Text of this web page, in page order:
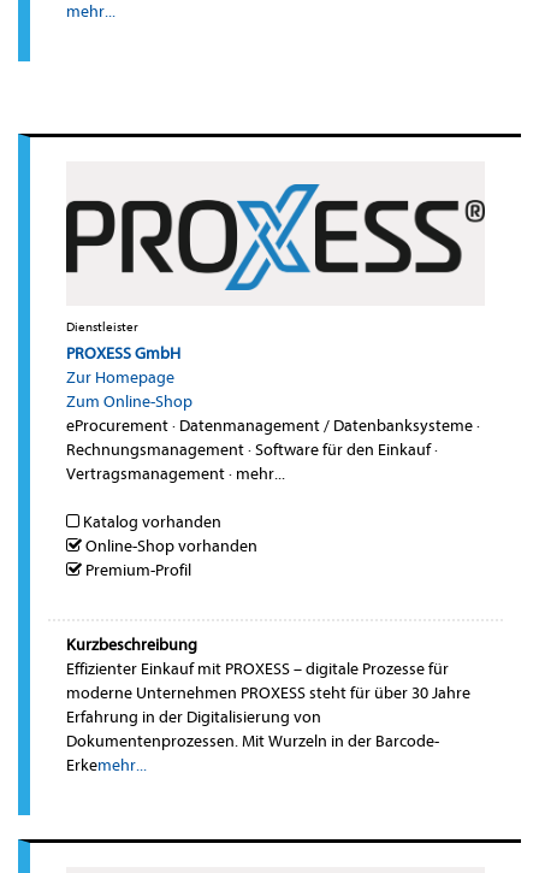
mehr...
Dienstleister
PROXESS GmbH
Zur Homepage
Zum Online-Shop
eProcurement· Datenmanagement / Datenbanksysteme·
Rechnungsmanagement·Software für den Einkauf·
Vertragsmanagement· mehr...
Katalog vorhanden
Online-Shop vorhanden
Premium-Profil
Kurzbeschreibung
Effizienter Einkauf mit PROXESS – digitale Prozesse für
moderne Unternehmen PROXESS steht für über 30 Jahre
Erfahrung in der Digitalisierung von
Dokumentenprozessen. Mit Wurzeln in der Barcode-
Erkemehr...